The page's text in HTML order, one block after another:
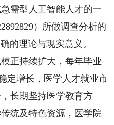
需型人工智能人才的一
）所做调查分析的
的理论与现实意义。
正持续扩大，每年毕业
定增长，医学人才就业市
长期坚持医学教育方
统及特色资源，医学院